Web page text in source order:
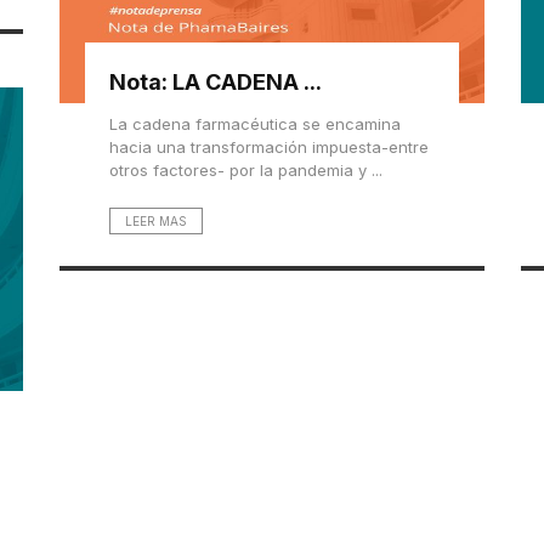
Nota: LA CADENA ...
La cadena farmacéutica se encamina
hacia una transformación impuesta-entre
otros factores- por la pandemia y ...
LEER MAS